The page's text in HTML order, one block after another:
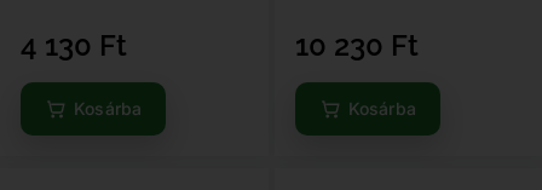
4 130 Ft
Kosárba
10 230 Ft
Kosárba